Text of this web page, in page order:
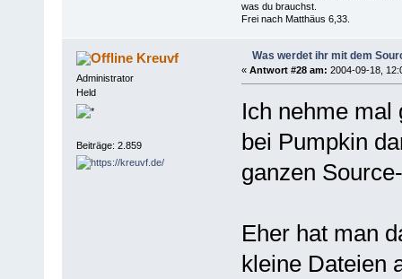
was du brauchst.
Frei nach Matthäus 6,33.
Kreuvf
Administrator
Held
Beiträge: 2.859
Was werdet ihr mit dem
« Antwort #28 am: 2004-09-18,
Ich nehme mal
bei Pumpkin
ganzen
Eher hat man
kleine Dateien